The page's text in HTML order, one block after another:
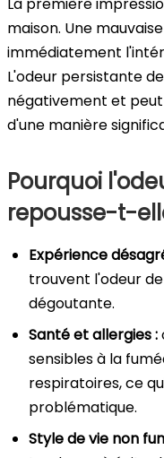
maison. Une
immédiatement
L'odeur persistante
négativement et
d'une manière
Pourquoi
repousse-t-
Expérience
trouvent l'odeur
dégoutante.
Santé et allergies :
sensibles à la
respiratoires, ce
problématique.
Style de vie non